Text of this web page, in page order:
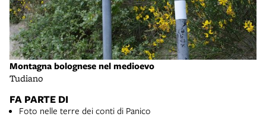
Montagna bolognese nel medioevo
Tudiano
FA PARTE DI
Foto nelle terre dei conti di Panico